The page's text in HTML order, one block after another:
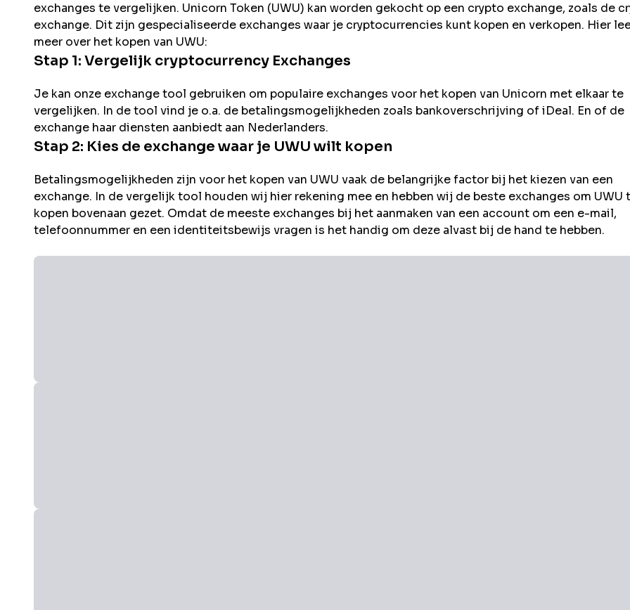
exchanges te vergelijken. Unicorn Token (UWU) kan worden gekocht op een crypto exchange, zoals de
exchange. Dit zijn gespecialiseerde exchanges waar je cryptocurrencies kunt kopen en verkopen. Hier
meer over het kopen van UWU:
Stap 1: Vergelijk cryptocurrency Exchanges
Je kan onze exchange tool gebruiken om populaire exchanges voor het kopen van Unicorn met elkaar te
vergelijken. In de tool vind je o.a. de betalingsmogelijkheden zoals bankoverschrijving of iDeal. En of de
exchange haar diensten aanbiedt aan Nederlanders.
Stap 2: Kies de exchange waar je UWU wilt kopen
Betalingsmogelijkheden zijn voor het kopen van UWU vaak de belangrijke factor bij het kiezen van een
exchange. In de vergelijk tool houden wij hier rekening mee en hebben wij de beste exchanges om UWU
kopen bovenaan gezet. Omdat de meeste exchanges bij het aanmaken van een account om een e-mail,
telefoonnummer en een identiteitsbewijs vragen is het handig om deze alvast bij de hand te hebben.